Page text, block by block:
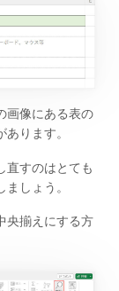
画像にある表の
ります。
直すのはとても
しょう。
央揃えにする方